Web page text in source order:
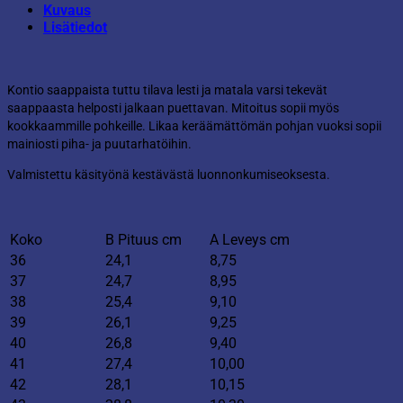
Kuvaus
Lisätiedot
Kontio saappaista tuttu tilava lesti ja matala varsi tekevät
saappaasta helposti jalkaan puettavan. Mitoitus sopii myös
kookkaammille pohkeille. Likaa keräämättömän pohjan vuoksi sopii
mainiosti piha- ja puutarhatöihin.
Valmistettu käsityönä kestävästä luonnonkumiseoksesta.
Koko B Pituus cm
A Leveys cm
36
24,1
8,75
37
24,7
8,95
38
25,4
9,10
39
26,1
9,25
40
26,8
9,40
41
27,4
10,00
42
28,1
10,15